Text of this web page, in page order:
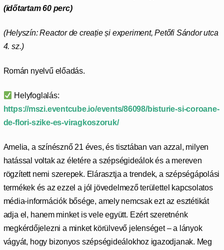
(időtartam 60 perc)
(Helyszín: Reactor de creație și experiment, Petőfi Sándor utca
4. sz.)
Román nyelvű előadás.
Helyfoglalás:
https://mszi.eventcube.io/events/86098/bisturie-si-coroane-
de-flori-szike-es-viragkoszoruk/
Amelia, a színésznő 21 éves, és tisztában van azzal, milyen
hatással voltak az életére a szépségideálok és a mereven
rögzített nemi szerepek. Elárasztja a trendek, a szépségápolási
termékek és az ezzel a jól jövedelmező területtel kapcsolatos
média-információk bősége, amely nemcsak ezt az esztétikát
adja el, hanem minket is vele együtt. Ezért szeretnénk
megkérdőjelezni a minket körülvevő jelenséget – a lányok
vágyát, hogy bizonyos szépségideálokhoz igazodjanak. Meg